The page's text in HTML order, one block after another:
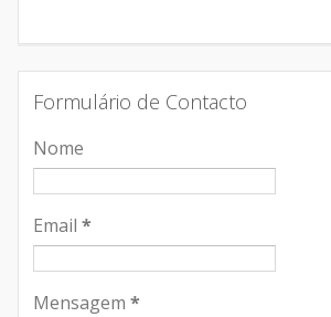
Formulário de Contacto
Nome
Email *
Mensagem *